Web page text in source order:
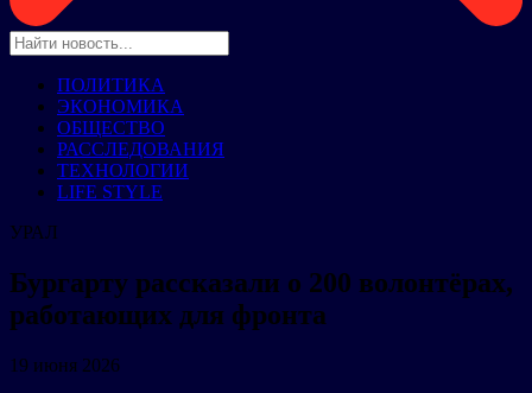
ПОЛИТИКА
ЭКОНОМИКА
ОБЩЕСТВО
РАССЛЕДОВАНИЯ
ТЕХНОЛОГИИ
LIFE STYLE
УРАЛ
Бургарту рассказали о 200 волонтёрах,
работающих для фронта
19 июня 2026